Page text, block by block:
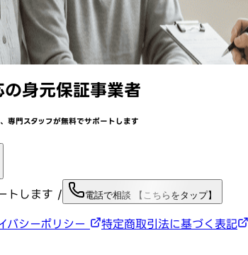
の身元保証事業者
専門スタッフが無料でサポートします
トします / 電話で相談 【こちらをタップ】
バシーポリシー 特定商取引法に基づく表記